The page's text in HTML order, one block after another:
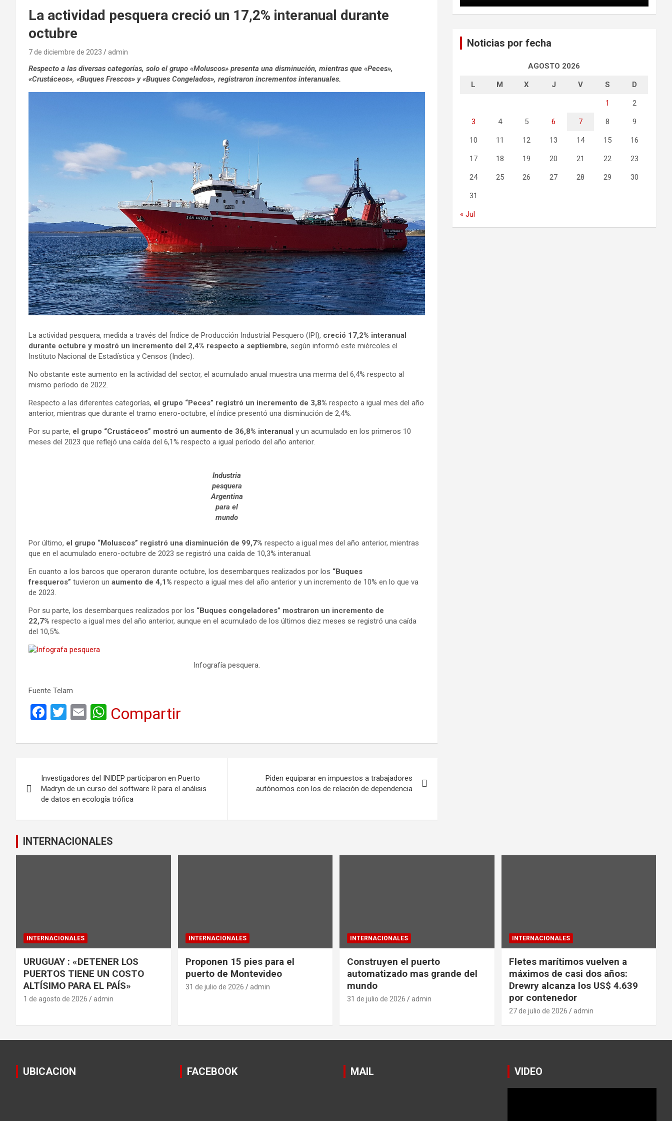
La actividad pesquera creció un 17,2% interanual durante
octubre
7 de diciembre de 2023 admin
Respecto a las diversas categorías, solo el grupo «Moluscos» presenta una disminución, mientras que «Peces»,
«Crustáceos», «Buques Frescos» y «Buques Congelados», registraron incrementos interanuales.
La actividad pesquera, medida a través del Índice de Producción Industrial Pesquero (IPI), creció 17,2% interanual
durante octubre y mostró un incremento del 2,4% respecto a septiembre, según informó este miércoles el
Instituto Nacional de Estadística y Censos (Indec).
No obstante este aumento en la actividad del sector, el acumulado anual muestra una merma del 6,4% respecto al
mismo período de 2022.
Respecto a las diferentes categorías, el grupo “Peces” registró un incremento de 3,8% respecto a igual mes del año
anterior, mientras que durante el tramo enero-octubre, el índice presentó una disminución de 2,4%.
Por su parte, el grupo “Crustáceos” mostró un aumento de 36,8% interanual y un acumulado en los primeros 10
meses del 2023 que reflejó una caída del 6,1% respecto a igual período del año anterior.
Industria
pesquera
Argentina
para el
mundo
Por último, el grupo “Moluscos” registró una disminución de 99,7% respecto a igual mes del año anterior, mientras
que en el acumulado enero-octubre de 2023 se registró una caída de 10,3% interanual.
En cuanto a los barcos que operaron durante octubre, los desembarques realizados por los “Buques
fresqueros” tuvieron un aumento de 4,1% respecto a igual mes del año anterior y un incremento de 10% en lo que va
de 2023.
Por su parte, los desembarques realizados por los “Buques congeladores” mostraron un incremento de
22,7% respecto a igual mes del año anterior, aunque en el acumulado de los últimos diez meses se registró una caída
del 10,5%.
Infografía pesquera.
Fuente Telam
F
ce
o
o
T
tt
E
ail
W
at
A
p
Compartir
de
Investigadores del INIDEP participaron en Puerto
Madryn de un curso del software R para el análisis
de datos en ecología trófica
Piden equiparar en impuestos a trabajadores
autónomos con los de relación de dependencia
Noticias por fecha
AGOSTO 2026
L M X J V S D
1 2
3 4 5 6 7 8 9
10 11 12 13 14 15 16
17 18 19 20 21 22 23
24 25 26 27 28 29 30
31
« Jul
INTERNACIONALES
INTERNACIONALES
URUGUAY : «DETENER LOS
PUERTOS TIENE UN COSTO
ALTÍSIMO PARA EL PAÍS»
1 de agosto de 2026 admin
INTERNACIONALES
Proponen 15 pies para el
puerto de Montevideo
31 de julio de 2026 admin
INTERNACIONALES
Construyen el puerto
automatizado mas grande del
mundo
31 de julio de 2026 admin
INTERNACIONALES
Fletes marítimos vuelven a
máximos de casi dos años:
Drewry alcanza los US$ 4.639
por contenedor
27 de julio de 2026 admin
UBICACION FACEBOOK MAIL VIDEO